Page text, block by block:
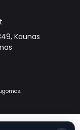
Kaunas